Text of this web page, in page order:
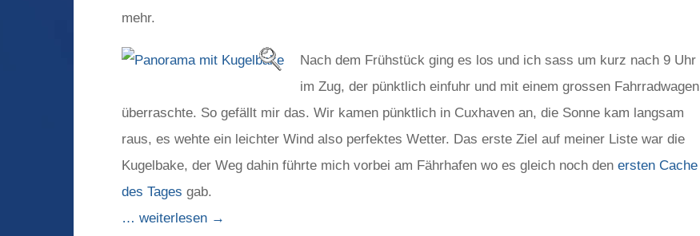
mehr.
Nach dem Frühstück ging es los und ich sass um kurz nach 9 Uhr
im Zug, der pünktlich einfuhr und mit einem grossen Fahrradwagen
überraschte. So gefällt mir das. Wir kamen pünktlich in Cuxhaven an, die Sonne kam langsam
raus, es wehte ein leichter Wind also perfektes Wetter. Das erste Ziel auf meiner Liste war die
Kugelbake, der Weg dahin führte mich vorbei am Fährhafen wo es gleich noch den ersten Cache
des Tages gab.
… weiterlesen →